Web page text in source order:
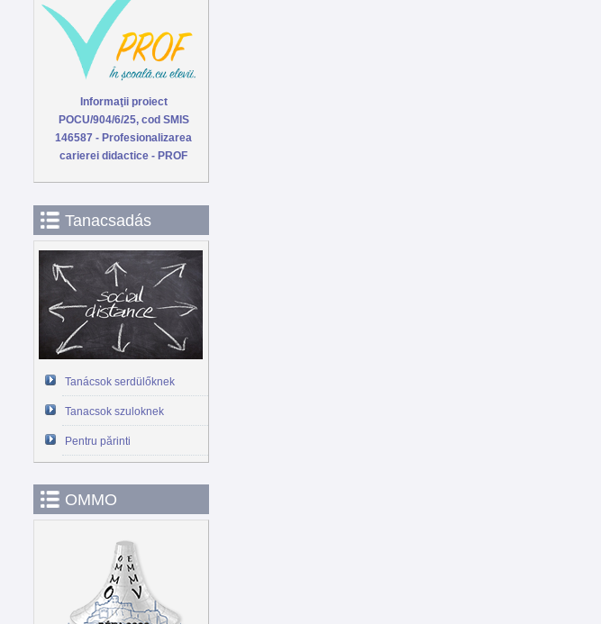
Informaţii proiect
POCU/904/6/25, cod SMIS
146587 - Profesionalizarea
carierei didactice - PROF
Tanacsadás
Tanácsok serdülőknek
Tanacsok szuloknek
Pentru părinti
OMMO